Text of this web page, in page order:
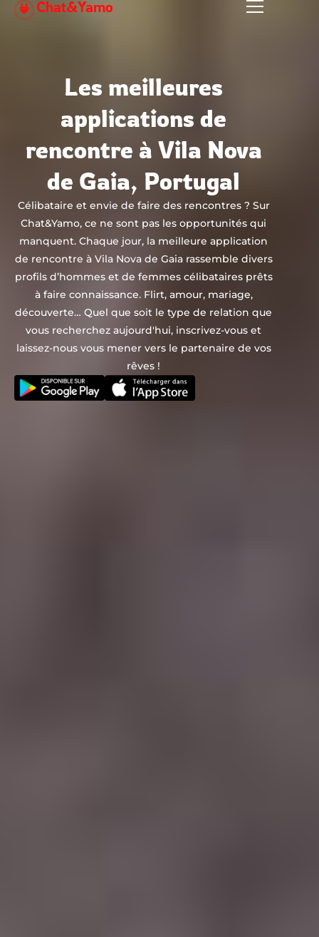
Aller
Chat&Yamo
Les meilleures
applications de
rencontre à Vila Nova
de Gaia, Portugal
Célibataire et envie de faire des rencontres ? Sur
Chat&Yamo, ce ne sont pas les opportunités qui
manquent. Chaque jour, la meilleure application
de rencontre à Vila Nova de Gaia rassemble divers
profils d’hommes et de femmes célibataires prêts
à faire connaissance. Flirt, amour, mariage,
découverte… Quel que soit le type de relation que
vous recherchez aujourd'hui, inscrivez-vous et
laissez-nous vous mener vers le partenaire de vos
rêves !